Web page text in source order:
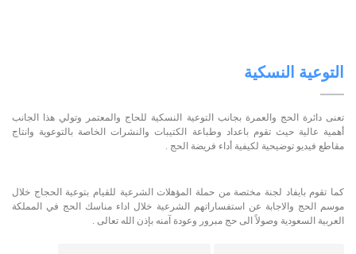
التوعية النسكية
تعنى دائرة الحج والعمرة بجانب التوعية النسكية للحاج والمعتمر وتولي هذا الجانب
أهمية عالية حيث تقوم باعداد وطباعة الكتيبات والنشرات الخاصة بالتوعوية وانتاج
مقاطع فيديو توضيحية لكيفية أداء فريضة الحج .
كما تقوم بايفاد لجنة مختصة من حملة المؤهلات الشرعية للقيام بتوعية الحجاج خلال
موسم الحج والاجابة عن استفساراتهم الشرعية خلال اداء مناسك الحج في المملكة
العربية السعودية وصولاً الى حج مبرور وعودة آمنه بإذن الله تعالى .